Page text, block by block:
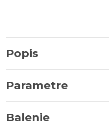
Popis
Parametre
Balenie